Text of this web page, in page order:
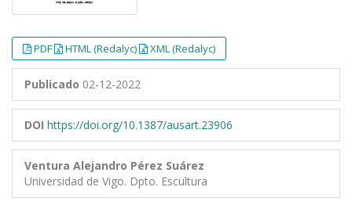
PDF HTML (Redalyc) XML (Redalyc)
Publicado 02-12-2022
DOI https://doi.org/10.1387/ausart.23906
Ventura Alejandro Pérez Suárez
Universidad de Vigo. Dpto. Escultura